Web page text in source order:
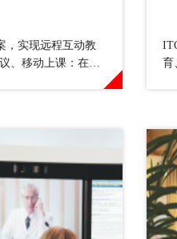
，实现远程互动教
、移动上课：在线
育